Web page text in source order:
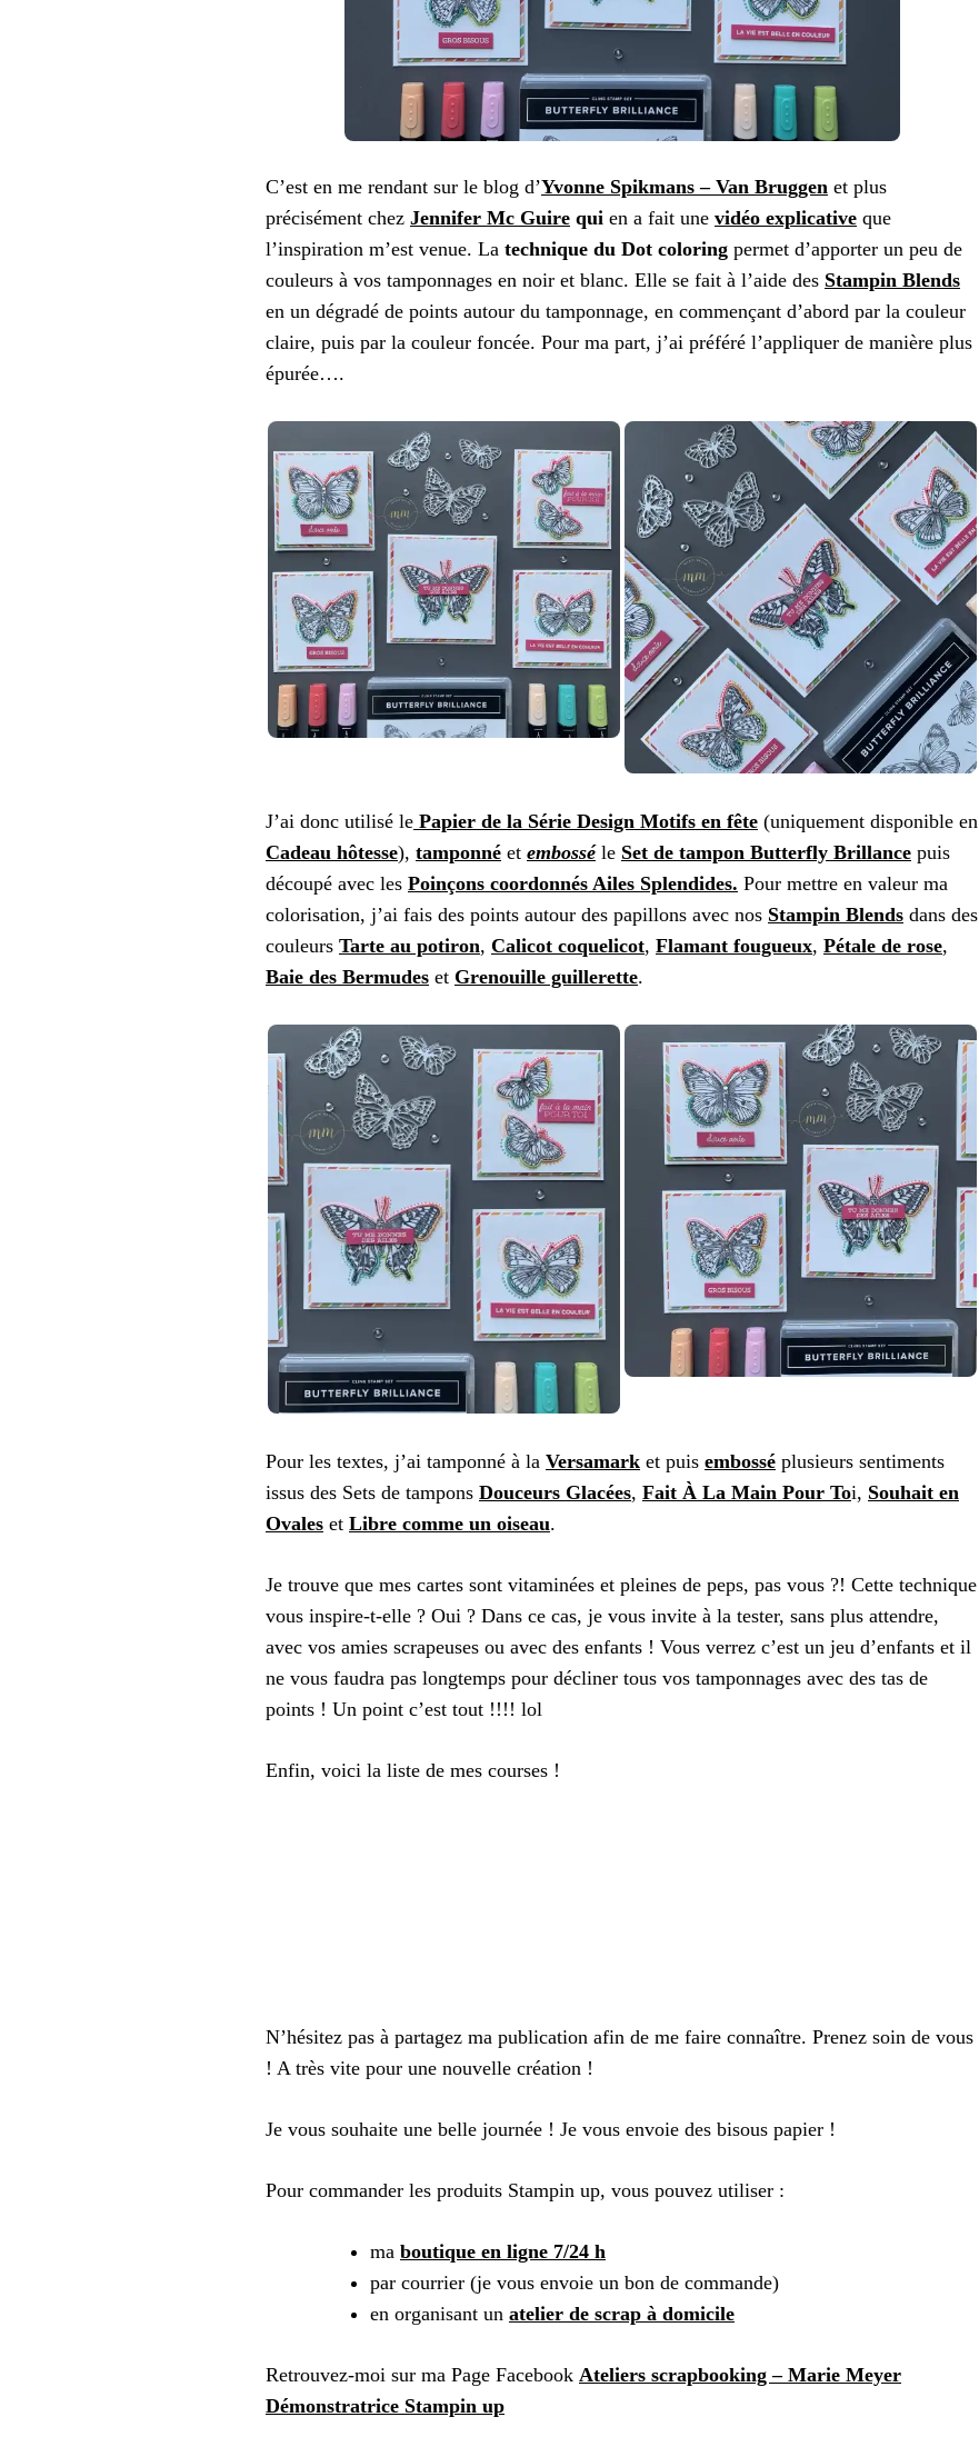
C’est en me rendant sur le blog d’Yvonne Spikmans – Van Bruggen et plus
précisément chez Jennifer Mc Guire qui en a fait une vidéo explicative que
l’inspiration m’est venue. La technique du Dot coloring permet d’apporter un peu de
couleurs à vos tamponnages en noir et blanc. Elle se fait à l’aide des Stampin Blends
en un dégradé de points autour du tamponnage, en commençant d’abord par la couleur
claire, puis par la couleur foncée. Pour ma part, j’ai préféré l’appliquer de manière plus
épurée….
J’ai donc utilisé le Papier de la Série Design Motifs en fête (uniquement disponible en
Cadeau hôtesse), tamponné et embosséle Set de tampon Butterfly Brillance puis
découpé avec les Poinçons coordonnés Ailes Splendides. Pour mettre en valeur ma
colorisation, j’ai fais des points autour des papillons avec nos Stampin Blends dans des
couleurs Tarte au potiron, Calicot coquelicot, Flamant fougueux, Pétale de rose,
Baie des Bermudes et Grenouille guillerette.
Pour les textes, j’ai tamponné à la Versamark et puis embossé plusieurs sentiments
issus des Sets de tampons Douceurs Glacées, Fait À La Main Pour Toi, Souhait en
Ovales et Libre comme un oiseau.
Je trouve que mes cartes sont vitaminées et pleines de peps, pas vous ?! Cette technique
vous inspire-t-elle ? Oui ? Dans ce cas, je vous invite à la tester, sans plus attendre,
avec vos amies scrapeuses ou avec des enfants ! Vous verrez c’est un jeu d’enfants et il
ne vous faudra pas longtemps pour décliner tous vos tamponnages avec des tas de
points ! Un point c’est tout !!!! lol
Enfin, voici la liste de mes courses !
N’hésitez pas à partagez ma publication afin de me faire connaître. Prenez soin de vous
! A très vite pour une nouvelle création !
Je vous souhaite une belle journée ! Je vous envoie des bisous papier !
Pour commander les produits Stampin up, vous pouvez utiliser :
ma boutique en ligne 7/24 h
par courrier (je vous envoie un bon de commande)
en organisant un atelier de scrap à domicile
Retrouvez-moi sur ma Page Facebook Ateliers scrapbooking – Marie Meyer
Démonstratrice Stampin up